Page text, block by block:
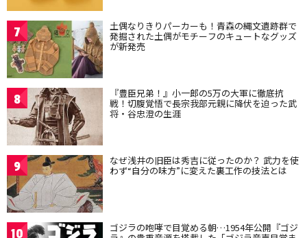
7 土偶なりきりパーカーも！青森の縄文遺跡群で
発掘された土偶がモチーフのキュートなグッズ
が新発売
8 『豊臣兄弟！』小一郎の5万の大軍に徹底抗
戦！切腹覚悟で長宗我部元親に降伏を迫った武
将・谷忠澄の生涯
9 なぜ浅井の旧臣は秀吉に従ったのか？ 武力を使
わず“自分の味方”に変えた裏工作の技法とは
10 ゴジラの咆哮で目覚める朝…1954年公開『ゴジ